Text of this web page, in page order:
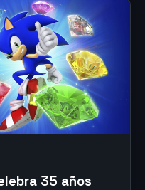
35 años